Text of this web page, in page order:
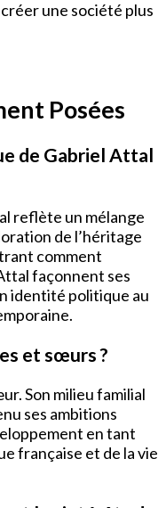
une société plus
Posées
de Gabriel Attal
reflète un mélange
de l’héritage
comment
façonnent ses
identité politique au
et sœurs ?
Son milieu familial
ses ambitions
en tant
française et de la vie